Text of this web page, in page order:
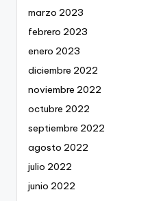
marzo 2023
febrero 2023
enero 2023
diciembre 2022
noviembre 2022
octubre 2022
septiembre 2022
agosto 2022
julio 2022
junio 2022